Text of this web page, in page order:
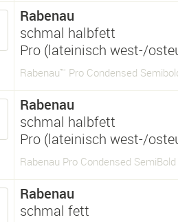
Rabenau
schmal halbfett
Pro (lateinisch west-/
Rabenau™ Pro Condensed
Rabenau
schmal halbfett
Pro (lateinisch west-/
Rabenau Pro Condensed SemiBold
Rabenau
schmal fett